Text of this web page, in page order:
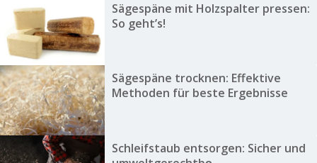
Sägespäne mit Holzspalter pressen:
So geht’s!
Sägespäne trocknen: Effektive
Methoden für beste Ergebnisse
Schleifstaub entsorgen: Sicher und